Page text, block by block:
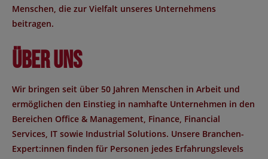
Menschen, die zur Vielfalt unseres Unternehmens
beitragen.
Über uns
Wir bringen seit über 50 Jahren Menschen in Arbeit und
ermöglichen den Einstieg in namhafte Unternehmen in den
Bereichen Office & Management, Finance, Financial
Services, IT sowie Industrial Solutions. Unsere Branchen-
Expert:innen finden für Personen jedes Erfahrungslevels